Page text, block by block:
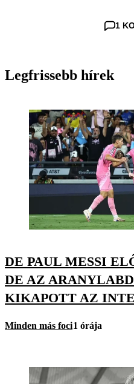
1
Legfrissebb hírek
DE PAUL MESSI
DE AZ
KIKAPOTT AZ
Minden más foci1 órája